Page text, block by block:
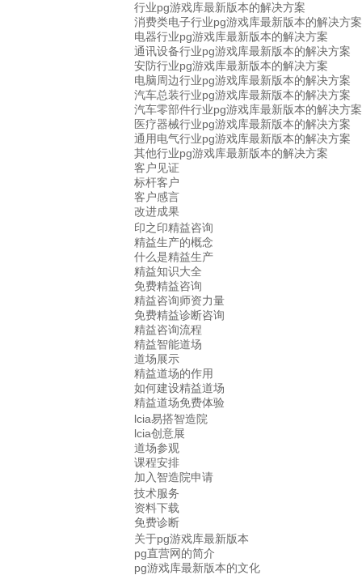
行业pg游戏库最新版本的解决方案
消费类电子行业pg游戏库最新版本的解决方案
电器行业pg游戏库最新版本的解决方案
通讯设备行业pg游戏库最新版本的解决方案
安防行业pg游戏库最新版本的解决方案
电脑周边行业pg游戏库最新版本的解决方案
汽车总装行业pg游戏库最新版本的解决方案
汽车零部件行业pg游戏库最新版本的解决方案
医疗器械行业pg游戏库最新版本的解决方案
通用电气行业pg游戏库最新版本的解决方案
其他行业pg游戏库最新版本的解决方案
客户见证
标杆客户
客户感言
改进成果
印之印精益咨询
精益生产的概念
什么是精益生产
精益知识大全
免费精益咨询
精益咨询师资力量
免费精益诊断咨询
精益咨询流程
精益智能道场
道场展示
精益道场的作用
如何建设精益道场
精益道场免费体验
lcia易搭智造院
lcia创意展
道场参观
课程安排
加入智造院申请
技术服务
资料下载
免费诊断
关于pg游戏库最新版本
pg直营网的简介
pg游戏库最新版本的文化